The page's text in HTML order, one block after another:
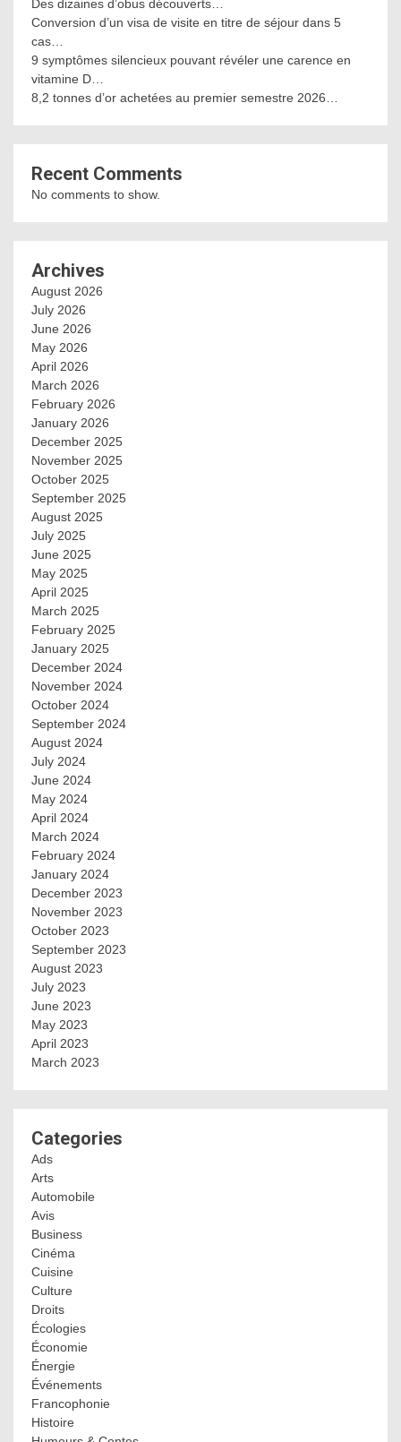
Des dizaines d’obus découverts…
Conversion d’un visa de visite en titre de séjour dans 5
cas…
9 symptômes silencieux pouvant révéler une carence en
vitamine D…
8,2 tonnes d’or achetées au premier semestre 2026…
Recent Comments
No comments to show.
Archives
August 2026
July 2026
June 2026
May 2026
April 2026
March 2026
February 2026
January 2026
December 2025
November 2025
October 2025
September 2025
August 2025
July 2025
June 2025
May 2025
April 2025
March 2025
February 2025
January 2025
December 2024
November 2024
October 2024
September 2024
August 2024
July 2024
June 2024
May 2024
April 2024
March 2024
February 2024
January 2024
December 2023
November 2023
October 2023
September 2023
August 2023
July 2023
June 2023
May 2023
April 2023
March 2023
Categories
Ads
Arts
Automobile
Avis
Business
Cinéma
Cuisine
Culture
Droits
Écologies
Économie
Énergie
Événements
Francophonie
Histoire